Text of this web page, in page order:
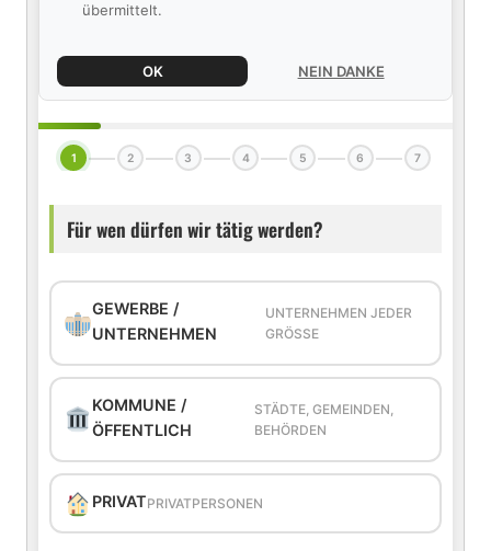
übermittelt.
OK NEIN DANKE
1 2 3 4 5 6 7
Für wen dürfen wir tätig werden?
GEWERBE /
UNTERNEHMEN
UNTERNEHMEN JEDER
GRÖSSE
KOMMUNE /
ÖFFENTLICH
STÄDTE, GEMEINDEN,
BEHÖRDEN
PRIVATPRIVATPERSONEN